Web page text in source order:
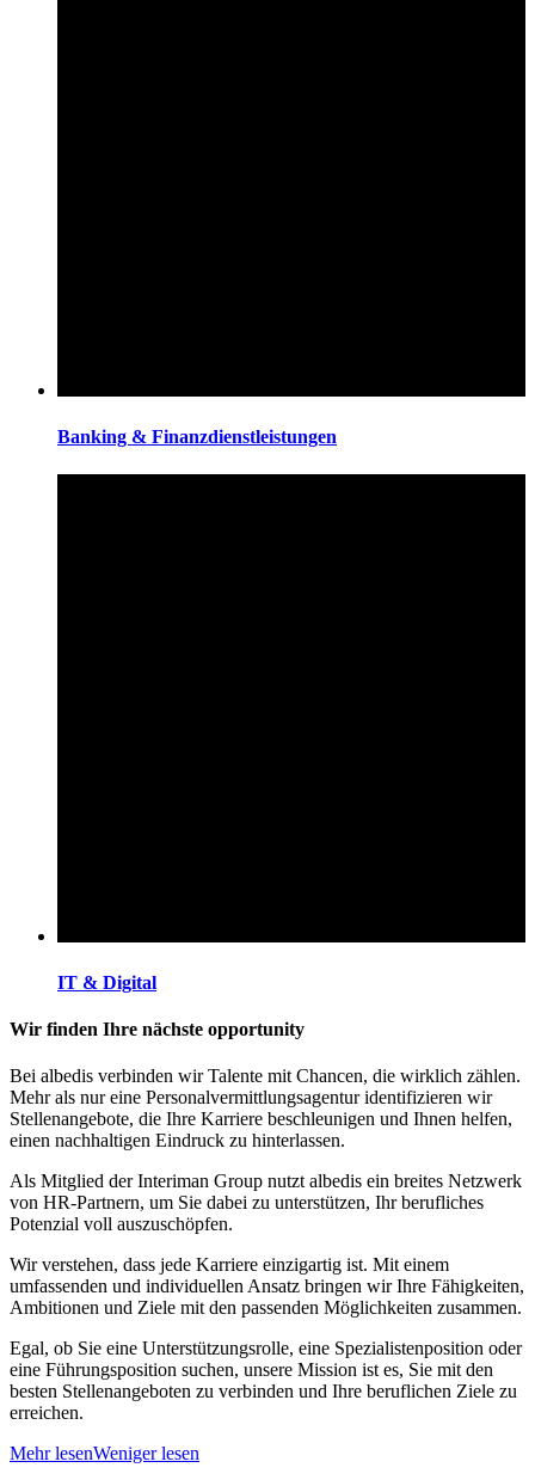
Banking & Finanzdienstleistungen
IT & Digital
Wir finden Ihre nächste opportunity
Bei albedis verbinden wir Talente mit Chancen, die wirklich zählen.
Mehr als nur eine Personalvermittlungsagentur identifizieren wir
Stellenangebote, die Ihre Karriere beschleunigen und Ihnen helfen,
einen nachhaltigen Eindruck zu hinterlassen.
Als Mitglied der Interiman Group nutzt albedis ein breites Netzwerk
von HR-Partnern, um Sie dabei zu unterstützen, Ihr berufliches
Potenzial voll auszuschöpfen.
Wir verstehen, dass jede Karriere einzigartig ist. Mit einem
umfassenden und individuellen Ansatz bringen wir Ihre Fähigkeiten,
Ambitionen und Ziele mit den passenden Möglichkeiten zusammen.
Egal, ob Sie eine Unterstützungsrolle, eine Spezialistenposition oder
eine Führungsposition suchen, unsere Mission ist es, Sie mit den
besten Stellenangeboten zu verbinden und Ihre beruflichen Ziele zu
erreichen.
Mehr lesenWeniger lesen